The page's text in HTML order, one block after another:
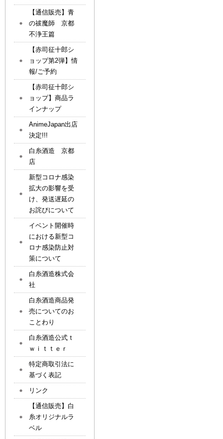
【通信販売】青
の祓魔師 京都
不浄王篇
【赤司征十郎シ
ョップ第2弾】情
報/ご予約
【赤司征十郎シ
ョップ】商品ラ
インナップ
AnimeJapan出店
決定!!!
白糸酒造 京都
店
新型コロナ感染
拡大の影響を受
け、発送遅延の
お詫びについて
イベント開催時
における新型コ
ロナ感染防止対
策について
白糸酒造株式会
社
白糸酒造商品発
売についてのお
ことわり
白糸酒造公式ｔ
ｗｉｔｔｅｒ
特定商取引法に
基づく表記
リンク
【通信販売】白
糸オリジナルラ
ベル